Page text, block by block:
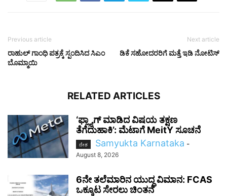
Previous article
ರಾಹುಲ್ ಗಾಂಧಿ ಪತ್ರಕ್ಕೆ ಸ್ಪಂದಿಸಿದ ಸಿಎಂ
ಬೊಮ್ಮಾಯಿ
Next article
ಡಿಕೆ ಸಹೋದರರಿಗೆ ಮತ್ತೆ ಇಡಿ ನೋಟಿಸ್‌
RELATED ARTICLES
‘ಫ್ಲ್ಯಾಗ್ ಮಾಡಿದ ವಿಷಯ ತಕ್ಷಣ
ತೆಗೆದುಹಾಕಿ’: ಮೆಟಾಗೆ MeitY ಸೂಚನೆ
ದೇಶ Samyukta Karnataka -
August 8, 2026
6ನೇ ತಲೆಮಾರಿನ ಯುದ್ಧ ವಿಮಾನ: FCAS
ಒಕ್ಕೂಟ ಸೇರಲು ಚಿಂತನೆ